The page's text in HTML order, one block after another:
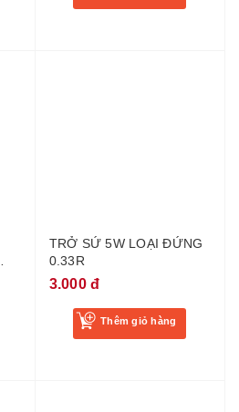
TRỞ SỨ 5W LOẠI ĐỨNG
0.33R
3.000 đ
Thêm giỏ hàng